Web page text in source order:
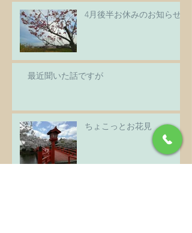
4月後半お休みのお知らせ
最近聞いた話ですが
ちょこっとお花見